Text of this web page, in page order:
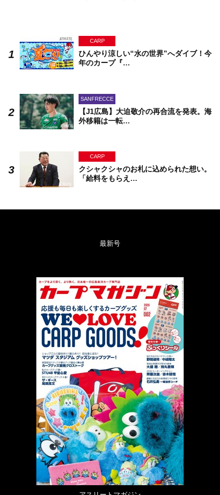
CARP
ひんやり涼しい“水の世界”へダイブ！今
年のカープ『…
SANFRECCE
【J1広島】大迫敬介の再合流を発表。海
外移籍は一転…
CARP
クシャクシャのお札に込められた想い。
「給料をもらえ…
最新号